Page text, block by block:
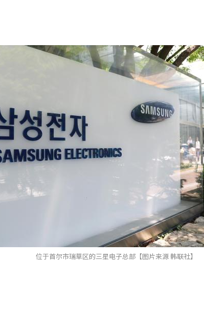
位于首尔市瑞草区的三星电子总部【图片来源 韩联社】